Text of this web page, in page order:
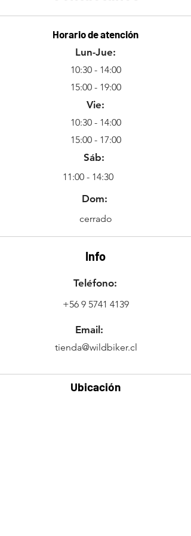
Horario de atención
Lun-Jue:
10:30 - 14:00
15:00 - 19:00
Vie:
10:30 - 14:00
15:00 - 17:00
Sáb:
11:00 - 14:30
Dom:
cerrado
Info
Teléfono:
+56 9 5741 4139
Email:
tienda@wildbiker.cl
Ubicación